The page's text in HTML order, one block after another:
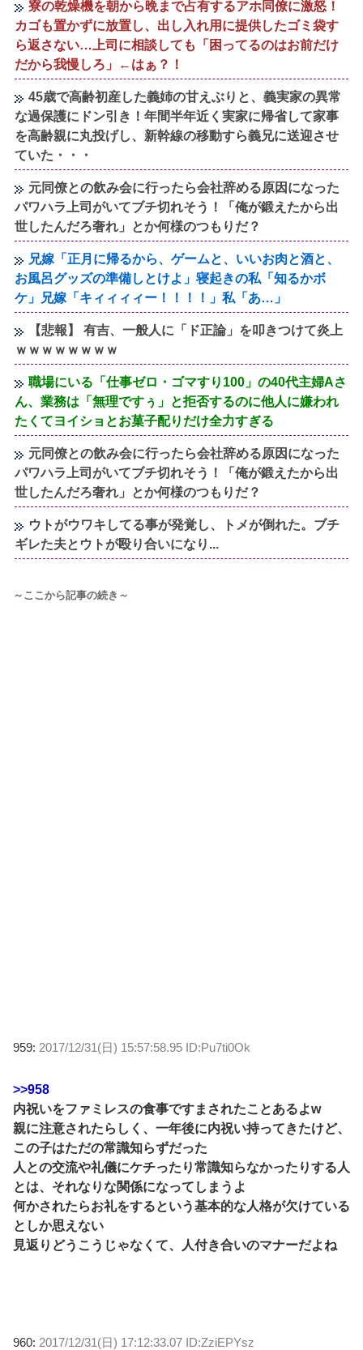
寮の乾燥機を朝から晩まで占有するアホ同僚に激怒！
カゴも置かずに放置し、出し入れ用に提供したゴミ袋す
ら返さない…上司に相談しても「困ってるのはお前だけ
だから我慢しろ」←はぁ？！
45歳で高齢初産した義姉の甘えぶりと、義実家の異常
な過保護にドン引き！年間半年近く実家に帰省して家事
を高齢親に丸投げし、新幹線の移動すら義兄に送迎させ
ていた・・・
元同僚との飲み会に行ったら会社辞める原因になった
パワハラ上司がいてブチ切れそう！「俺が鍛えたから出
世したんだろ奢れ」とか何様のつもりだ？
兄嫁「正月に帰るから、ゲームと、いいお肉と酒と、
お風呂グッズの準備しとけよ」寝起きの私「知るかボ
ケ」兄嫁「キィィィィー！！！！」私「あ…」
【悲報】 有吉、一般人に「ド正論」を叩きつけて炎上
ｗｗｗｗｗｗｗｗ
職場にいる「仕事ゼロ・ゴマすり100」の40代主婦Aさ
ん、業務は「無理ですぅ」と拒否するのに他人に嫌われ
たくてヨイショとお菓子配りだけ全力すぎる
元同僚との飲み会に行ったら会社辞める原因になった
パワハラ上司がいてブチ切れそう！「俺が鍛えたから出
世したんだろ奢れ」とか何様のつもりだ？
ウトがウワキしてる事が発覚し、トメが倒れた。ブチ
ギレた夫とウトが殴り合いになり...
～ここから記事の続き～
959: 2017/12/31(日) 15:57:58.95 ID:Pu7ti0Ok
>>958
内祝いをファミレスの食事ですまされたことあるよw
親に注意されたらしく、一年後に内祝い持ってきたけど、
この子はただの常識知らずだった
人との交流や礼儀にケチったり常識知らなかったりする人
とは、それなりな関係になってしまうよ
何かされたらお礼をするという基本的な人格が欠けている
としか思えない
見返りどうこうじゃなくて、人付き合いのマナーだよね
960: 2017/12/31(日) 17:12:33.07 ID:ZziEPYsz